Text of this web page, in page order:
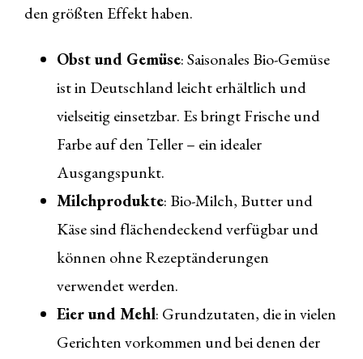
den größten Effekt haben.
Obst und Gemüse: Saisonales Bio-Gemüse
ist in Deutschland leicht erhältlich und
vielseitig einsetzbar. Es bringt Frische und
Farbe auf den Teller – ein idealer
Ausgangspunkt.
Milchprodukte: Bio-Milch, Butter und
Käse sind flächendeckend verfügbar und
können ohne Rezeptänderungen
verwendet werden.
Eier und Mehl: Grundzutaten, die in vielen
Gerichten vorkommen und bei denen der